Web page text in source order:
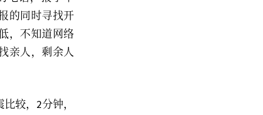
的同时寻找开
，不知道网络
亲人，剩余人
较，2分钟，